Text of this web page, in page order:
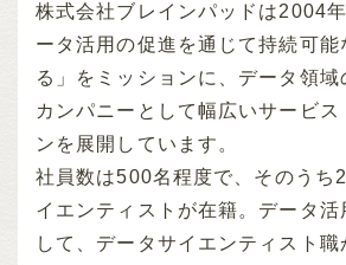
株式会社ブレインパッドは2004
ータ活用の促進を通じて持続可能
る」をミッションに、データ領
カンパニーとして幅広いサービス
ンを展開しています。
社員数は500名程度で、そのうち
イエンティストが在籍。データ活
して、データサイエンティスト職